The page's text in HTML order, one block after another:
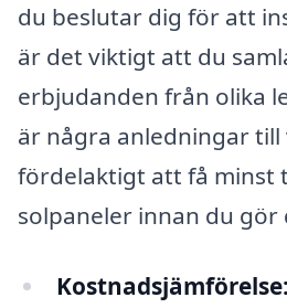
du beslutar dig för att
är det viktigt att du
erbjudanden från olika
är några anledningar
fördelaktigt att få minst
solpaneler innan du gör
Kostnadsjämförelse: